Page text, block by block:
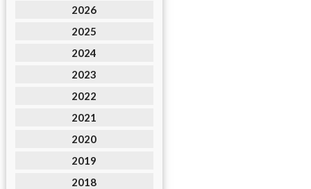
2026
2025
2024
2023
2022
2021
2020
2019
2018